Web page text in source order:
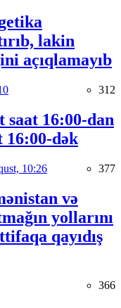
lakin
açıqlamayıb
312
saat 16:00-dan
16:00-dək
10:26 377
və
yollarını
qayıdış
366